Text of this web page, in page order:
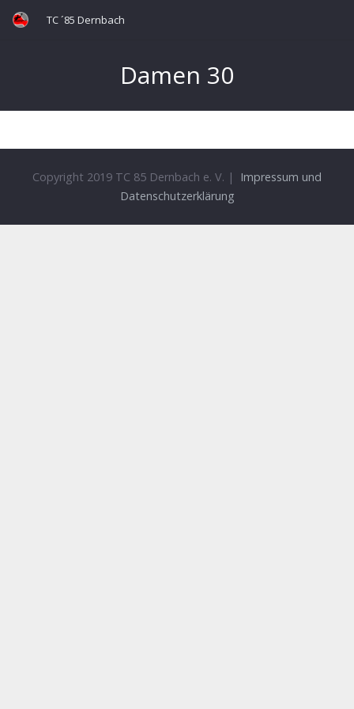
TC ´85 Dernbach
Damen 30
Copyright 2019 TC 85 Dernbach e. V. |
Impressum und
Datenschutzerklärung